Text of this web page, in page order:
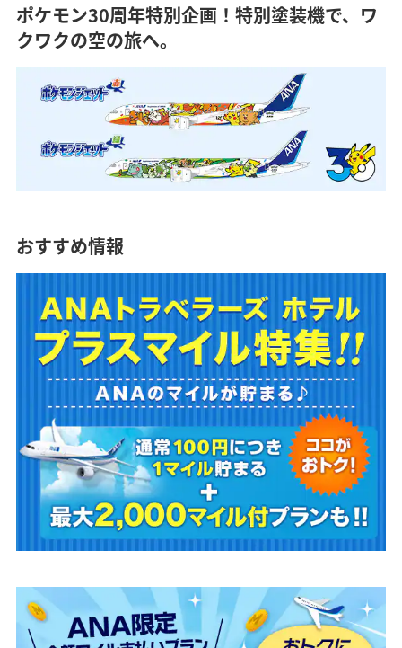
ポケモン30周年特別企画！特別塗装機で、ワ
クワクの空の旅へ。
おすすめ情報